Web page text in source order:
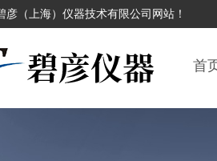
彦（上海）仪器技术有限公司网站！
首